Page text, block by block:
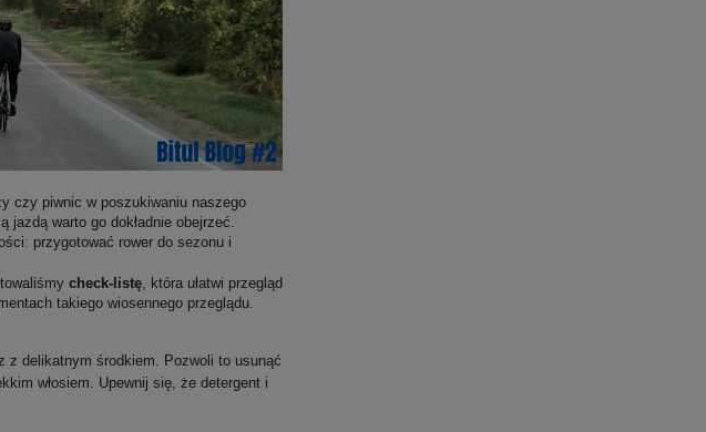
czy piwnic w poszukiwaniu naszego
warto go dokładnie obejrzeć.
przygotować rower do sezonu i
check-listę , która ułatwi przegląd
takiego wiosennego przeglądu.
z delikatnym środkiem. Pozwoli to usunąć
włosiem. Upewnij się, że detergent i